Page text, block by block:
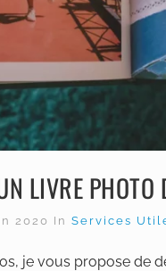
LIVRE PHOTO
2020 InServices
je vous propose de